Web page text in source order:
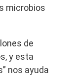
microbios
de
y esta
nos ayuda